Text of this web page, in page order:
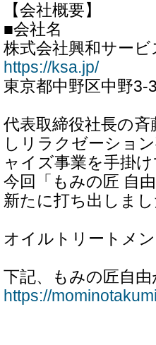
【会社概要】
■会社名
株式会社興和サービ
https://ksa.jp/
東京都中野区中野
代表取締役社長の
しリラクゼーショ
ャイズ事業を手掛け
今回「もみの匠 自
新たに打ち出しまし
オイルトリートメ
下記、もみの匠自
https://